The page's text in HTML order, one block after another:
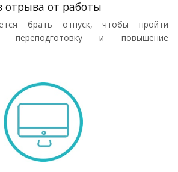
отрыва от работы
брать отпуск, чтобы пройти
переподготовку и повышение